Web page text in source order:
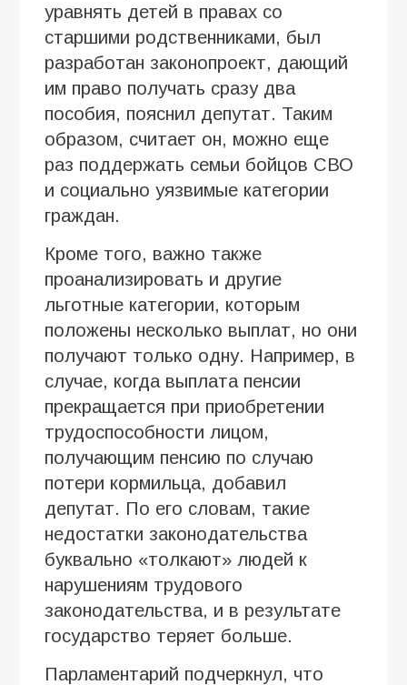
уравнять детей в правах со
старшими родственниками, был
разработан законопроект, дающий
им право получать сразу два
пособия, пояснил депутат. Таким
образом, считает он, можно еще
раз поддержать семьи бойцов СВО
и социально уязвимые категории
граждан.
Кроме того, важно также
проанализировать и другие
льготные категории, которым
положены несколько выплат, но они
получают только одну. Например, в
случае, когда выплата пенсии
прекращается при приобретении
трудоспособности лицом,
получающим пенсию по случаю
потери кормильца, добавил
депутат. По его словам, такие
недостатки законодательства
буквально «толкают» людей к
нарушениям трудового
законодательства, и в результате
государство теряет больше.
Парламентарий подчеркнул, что